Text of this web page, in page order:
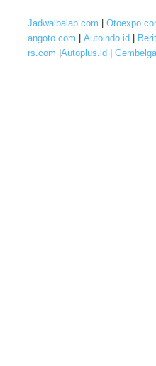
Jadwalbalap.com
angoto.com
Autoindo.id
rs.com Autoplus.id